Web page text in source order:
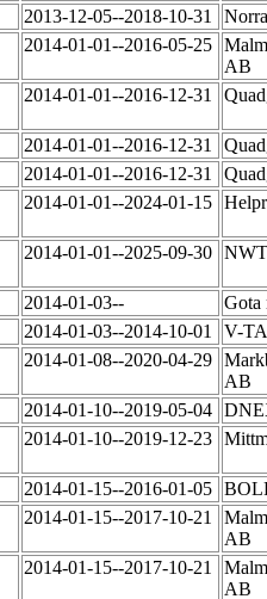
2013-12-05--2018-10-31
2014-01-01--2016-05-25
AB
2014-01-01--2016-12-31
2014-01-01--2016-12-31
2014-01-01--2016-12-31
2014-01-01--2024-01-15
2014-01-01--2025-09-30
2014-01-03--
Gota
2014-01-03--2014-10-01
V-
2014-01-08--2020-04-29
AB
2014-01-10--2019-05-04
2014-01-10--2019-12-23
2014-01-15--2016-01-05
2014-01-15--2017-10-21
AB
2014-01-15--2017-10-21
AB